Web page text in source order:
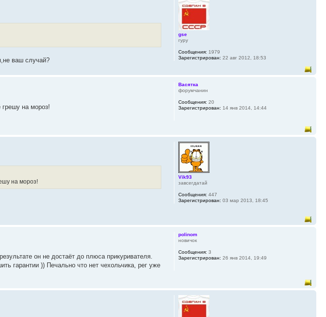
ваш случай?
gse
гуру
Сообщения: 1979
Зарегистрирован: 22 авг 2012, 18:53
грешу на мороз!
Васятка
форумчанин
Сообщения: 20
Зарегистрирован: 14 янв 2014, 14:44
на мороз!
Vik93
завсегдатай
Сообщения: 447
Зарегистрирован: 03 мар 2013, 18:45
он не достаёт до плюса прикуривателя.
гарантии )) Печально что нет чехольчика, рег уже
polinom
новичок
Сообщения: 3
Зарегистрирован: 26 янв 2014, 19:49